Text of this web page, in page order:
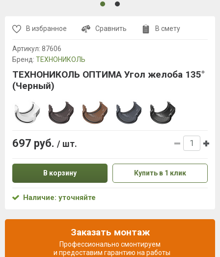
В избранное Сравнить В смету
Артикул: 87606
Бренд: ТЕХНОНИКОЛЬ
ТЕХНОНИКОЛЬ ОПТИМА Угол желоба 135°
(Черный)
697 руб. / шт.
В корзину Купить в 1 клик
Наличие: уточняйте
Заказать монтаж
Профессионально смонтируем
и предоставим гарантию на работы